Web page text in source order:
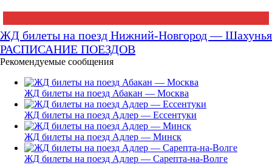
ЖД билеты на поезд Нижний-Новгород — Шахунья
РАСПИСАНИЕ ПОЕЗДОВ
Рекомендуемые сообщения
ЖД билеты на поезд Абакан — Москва
ЖД билеты на поезд Адлер — Ессентуки
ЖД билеты на поезд Адлер — Минск
ЖД билеты на поезд Адлер — Сарепта-на-Волге